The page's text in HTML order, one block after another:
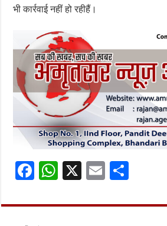
भी कार्रवाई नहीं हो रहीहैं।
F
e
W
at
X
E
ai ar